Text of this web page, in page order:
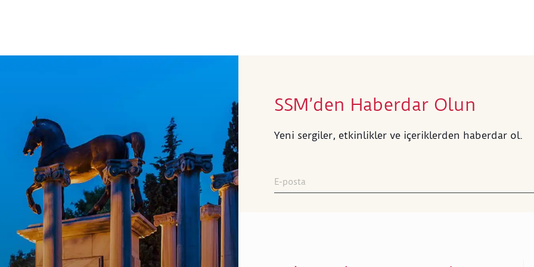
SSM’den Haberdar Olun
Yeni sergiler, etkinlikler ve içeriklerden haberdar ol.